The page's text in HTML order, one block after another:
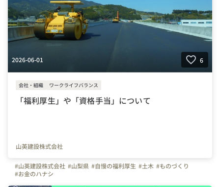
2026-06-01 6
会社・組織 ワークライフバランス
「福利厚生」や「資格手当」について
山英建設株式会社
#山英建設株式会社 #山梨県 #自慢の福利厚生 #土木 #ものづくり
#お金のハナシ